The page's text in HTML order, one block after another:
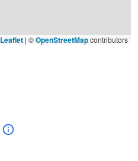
Leaflet | ©OpenStreetMapcontributors